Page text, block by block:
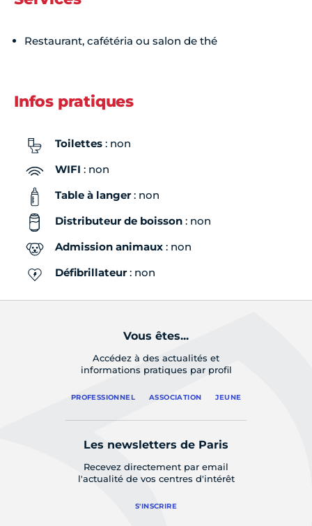
Restaurant, cafétéria ou salon de thé
Infos pratiques
Toilettes : non
WIFI : non
Table à langer: non
Distributeur de boisson : non
Admission animaux : non
Défibrillateur: non
Vous êtes...
Accédez à des actualités et
informations pratiques par profil
PROFESSIONNEL ASSOCIATION JEUNE
Les newsletters de Paris
Recevez directement par email
l'actualité de vos centres d'intérêt
S'INSCRIRE